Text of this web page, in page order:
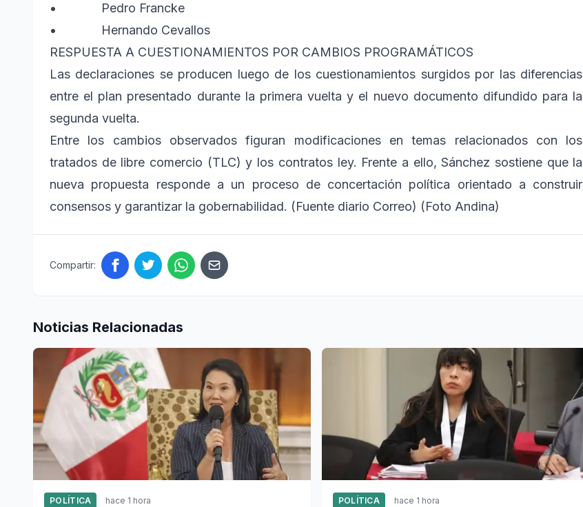
• Pedro Francke
• Hernando Cevallos
RESPUESTA A CUESTIONAMIENTOS POR CAMBIOS PROGRAMÁTICOS
Las declaraciones se producen luego de los cuestionamientos surgidos por las diferencias
entre el plan presentado durante la primera vuelta y el nuevo documento difundido para la
segunda vuelta.
Entre los cambios observados figuran modificaciones en temas relacionados con los
tratados de libre comercio (TLC) y los contratos ley. Frente a ello, Sánchez sostiene que la
nueva propuesta responde a un proceso de concertación política orientado a construir
consensos y garantizar la gobernabilidad. (Fuente diario Correo) (Foto Andina)
Compartir:
Noticias Relacionadas
POLÍTICA hace 1 hora POLÍTICA hace 1 hora